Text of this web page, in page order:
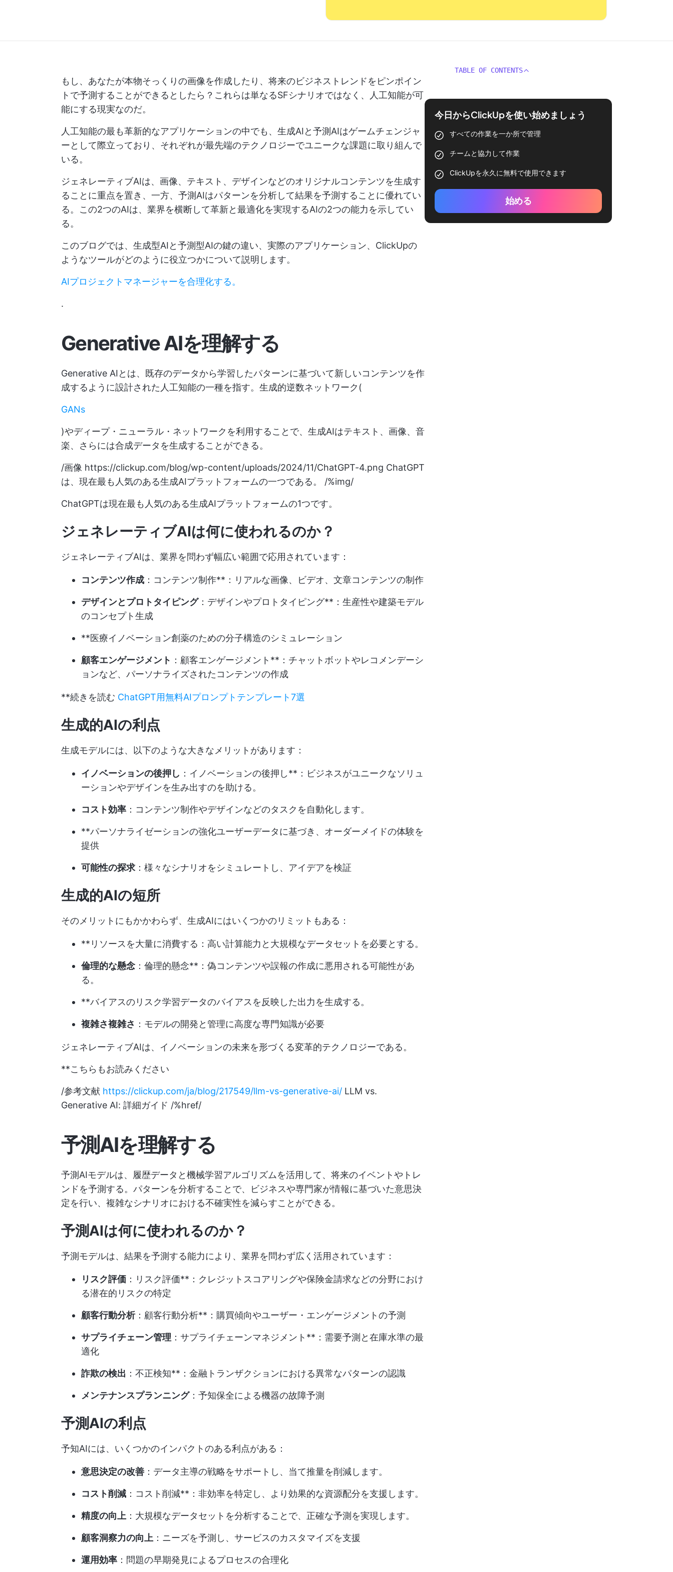
もし、あなたが本物そっくりの画像を作成したり、将来のビジネストレンドをピンポイン
トで予測することができるとしたら？これらは単なるSFシナリオではなく、人工知能が可
能にする現実なのだ。
人工知能の最も革新的なアプリケーションの中でも、生成AIと予測AIはゲームチェンジャ
ーとして際立っており、それぞれが最先端のテクノロジーでユニークな課題に取り組んで
いる。
ジェネレーティブAIは、画像、テキスト、デザインなどのオリジナルコンテンツを生成す
ることに重点を置き、一方、予測AIはパターンを分析して結果を予測することに優れてい
る。この2つのAIは、業界を横断して革新と最適化を実現するAIの2つの能力を示してい
る。
このブログでは、生成型AIと予測型AIの鍵の違い、実際のアプリケーション、ClickUpの
ようなツールがどのように役立つかについて説明します。
AIプロジェクトマネージャーを合理化する。
.
Generative AIを理解する
Generative AIとは、既存のデータから学習したパターンに基づいて新しいコンテンツを作
成するように設計された人工知能の一種を指す。生成的逆数ネットワーク(
GANs
)やディープ・ニューラル・ネットワークを利用することで、生成AIはテキスト、画像、音
楽、さらには合成データを生成することができる。
/画像 https://clickup.com/blog/wp-content/uploads/2024/11/ChatGPT-4.png ChatGPT
は、現在最も人気のある生成AIプラットフォームの一つである。 /%img/
ChatGPTは現在最も人気のある生成AIプラットフォームの1つです。
ジェネレーティブAIは何に使われるのか？
ジェネレーティブAIは、業界を問わず幅広い範囲で応用されています：
コンテンツ作成 ：コンテンツ制作**：リアルな画像、ビデオ、文章コンテンツの制作
デザインとプロトタイピング：デザインやプロトタイピング**：生産性や建築モデル
のコンセプト生成
**医療イノベーション創薬のための分子構造のシミュレーション
顧客エンゲージメント ：顧客エンゲージメント**：チャットボットやレコメンデーシ
ョンなど、パーソナライズされたコンテンツの作成
**続きを読む ChatGPT用無料AIプロンプトテンプレート7選
生成的AIの利点
生成モデルには、以下のような大きなメリットがあります：
イノベーションの後押し ：イノベーションの後押し**：ビジネスがユニークなソリュ
ーションやデザインを生み出すのを助ける。
コスト効率 ：コンテンツ制作やデザインなどのタスクを自動化します。
**パーソナライゼーションの強化ユーザーデータに基づき、オーダーメイドの体験を
提供
可能性の探求 ：様々なシナリオをシミュレートし、アイデアを検証
生成的AIの短所
そのメリットにもかかわらず、生成AIにはいくつかのリミットもある：
**リソースを大量に消費する：高い計算能力と大規模なデータセットを必要とする。
倫理的な懸念 ：倫理的懸念**：偽コンテンツや誤報の作成に悪用される可能性があ
る。
**バイアスのリスク学習データのバイアスを反映した出力を生成する。
複雑さ複雑さ ：モデルの開発と管理に高度な専門知識が必要
ジェネレーティブAIは、イノベーションの未来を形づくる変革的テクノロジーである。
**こちらもお読みください
/参考文献 https://clickup.com/ja/blog/217549/llm-vs-generative-ai/ LLM vs.
Generative AI: 詳細ガイド /%href/
予測AIを理解する
予測AIモデルは、履歴データと機械学習アルゴリズムを活用して、将来のイベントやトレ
ンドを予測する。パターンを分析することで、ビジネスや専門家が情報に基づいた意思決
定を行い、複雑なシナリオにおける不確実性を減らすことができる。
予測AIは何に使われるのか？
予測モデルは、結果を予測する能力により、業界を問わず広く活用されています：
リスク評価 ：リスク評価**：クレジットスコアリングや保険金請求などの分野におけ
る潜在的リスクの特定
顧客行動分析：顧客行動分析**：購買傾向やユーザー・エンゲージメントの予測
サプライチェーン管理 ：サプライチェーンマネジメント**：需要予測と在庫水準の最
適化
詐欺の検出 ：不正検知**：金融トランザクションにおける異常なパターンの認識
メンテナンスプランニング：予知保全による機器の故障予測
予測AIの利点
予知AIには、いくつかのインパクトのある利点がある：
意思決定の改善 ：データ主導の戦略をサポートし、当て推量を削減します。
コスト削減 ：コスト削減**：非効率を特定し、より効果的な資源配分を支援します。
精度の向上 ：大規模なデータセットを分析することで、正確な予測を実現します。
顧客洞察力の向上 ：ニーズを予測し、サービスのカスタマイズを支援
運用効率 ：問題の早期発見によるプロセスの合理化
TABLE OF CONTENTS
今日からClickUpを使い始めましょう
すべての作業を一か所で管理
チームと協力して作業
ClickUpを永久に無料で使用できます
始める